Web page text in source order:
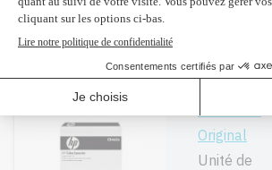
634,99$
Original
Unité de